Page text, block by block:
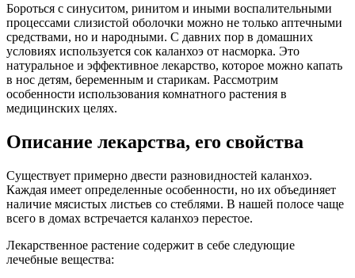
Бороться с синуситом, ринитом и иными воспалительными
процессами слизистой оболочки можно не только аптечными
средствами, но и народными. С давних пор в домашних
условиях используется сок каланхоэ от насморка. Это
натуральное и эффективное лекарство, которое можно капать
в нос детям, беременным и старикам. Рассмотрим
особенности использования комнатного растения в
медицинских целях.
Описание лекарства, его свойства
Существует примерно двести разновидностей каланхоэ.
Каждая имеет определенные особенности, но их объединяет
наличие мясистых листьев со стеблями. В нашей полосе чаще
всего в домах встречается каланхоэ перестое.
Лекарственное растение содержит в себе следующие
лечебные вещества: